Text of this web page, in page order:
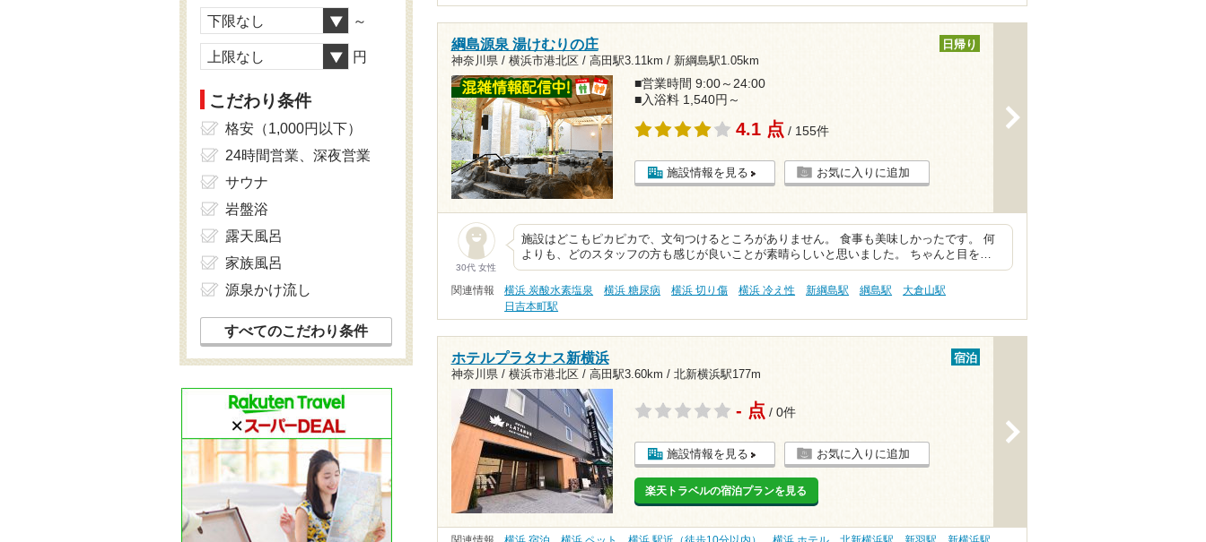
綱島源泉 湯けむりの庄
神奈川県 / 横浜市港北区 / 高田駅3.11km / 新綱島駅1.05km
日帰り
■営業時間 9:00～24:00
■入浴料 1,540円～
4.1 点 / 155件
施設情報を見る お気に入りに追加
30代 女性
施設はどこもピカピカで、文句つけるところがありません。 食事も美味しかったです。 何
よりも、どのスタッフの方も感じが良いことが素晴らしいと思いました。 ちゃんと目を…
関連情報 横浜 炭酸水素塩泉 横浜 糖尿病 横浜 切り傷 横浜 冷え性 新綱島駅 綱島駅
大倉山駅
日吉本町駅
ホテルプラタナス新横浜
神奈川県 / 横浜市港北区 / 高田駅3.60km / 北新横浜駅177m
宿泊
- 点 / 0件
施設情報を見る お気に入りに追加
楽天トラベルの宿泊プランを見る
下限なし ～
上限なし 円
こだわり条件
格安（1,000円以下）
24時間営業、深夜営業
サウナ
岩盤浴
露天風呂
家族風呂
源泉かけ流し
すべてのこだわり条件